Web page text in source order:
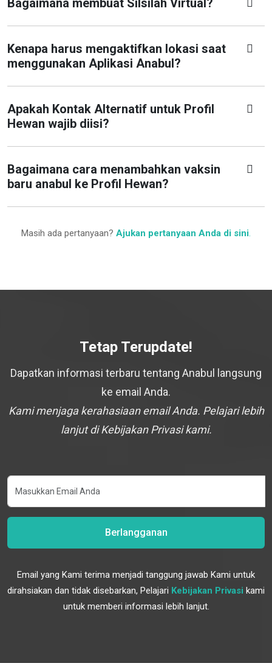
Bagaimana membuat Silsilah Virtual?
Kenapa harus mengaktifkan lokasi saat
menggunakan Aplikasi Anabul?
Apakah Kontak Alternatif untuk Profil
Hewan wajib diisi?
Bagaimana cara menambahkan vaksin
baru anabul ke Profil Hewan?
Masih ada pertanyaan? Ajukan pertanyaan Anda di sini.
Tetap Terupdate!
Dapatkan informasi terbaru tentang Anabul langsung
ke email Anda.
Kami menjaga kerahasiaan email Anda. Pelajari lebih
lanjut di Kebijakan Privasi kami.
Berlangganan
Email yang Kami terima menjadi tanggung jawab Kami untuk
dirahsiakan dan tidak disebarkan, Pelajari Kebijakan Privasi kami
untuk memberi informasi lebih lanjut.